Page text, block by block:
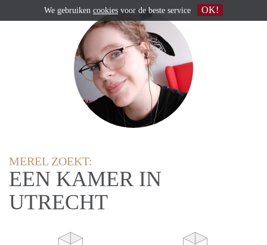
MEREL ZOEKT:
EEN KAMER IN
UTRECHT
We gebruiken cookies voor de beste service OK!